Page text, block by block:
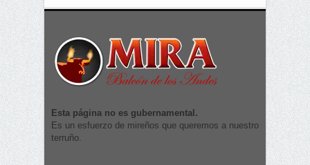
Esta página no es gubernamental.
Es un esfuerzo de mireños que queremos a nuestro
terruño.